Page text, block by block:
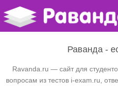
Раванда -
Ravanda.ru — сайт для
вопросам из тестов i-exam.ru,